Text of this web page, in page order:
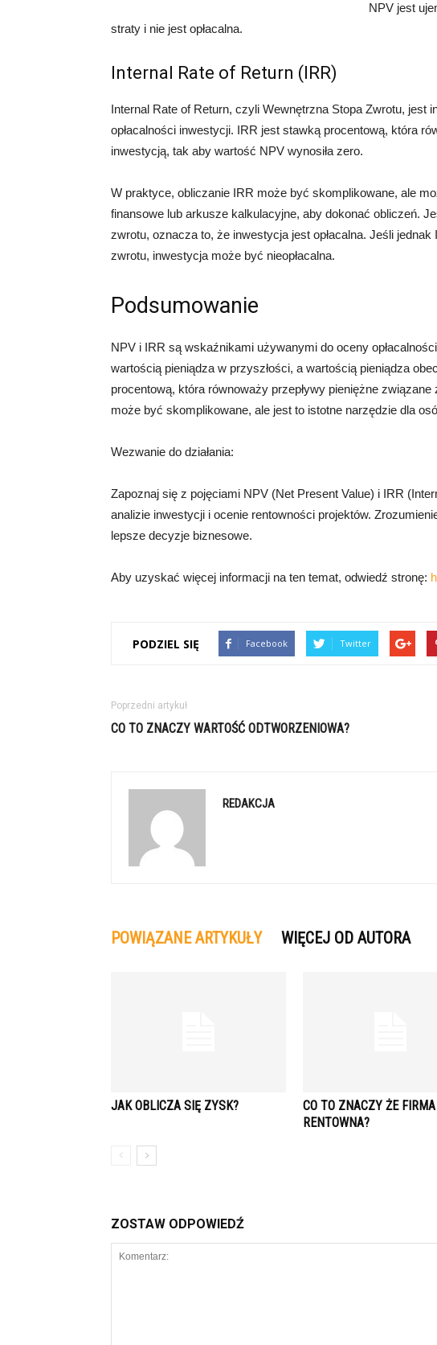
NPV jest
straty i nie jest opłacalna.
Internal Rate of Return (IRR)
Internal Rate of Return, czyli Wewnętrzna Stopa Zwrotu,
opłacalności inwestycji. IRR jest stawką procentową, która
inwestycją, tak aby wartość NPV wynosiła zero.
W praktyce, obliczanie IRR może być skomplikowane, ale
finansowe lub arkusze kalkulacyjne, aby dokonać obliczeń.
zwrotu, oznacza to, że inwestycja jest opłacalna. Jeśli
zwrotu, inwestycja może być nieopłacalna.
Podsumowanie
NPV i IRR są wskaźnikami używanymi do oceny
wartością pieniądza w przyszłości, a wartością pieniądza
procentową, która równoważy przepływy pieniężne
może być skomplikowane, ale jest to istotne narzędzie dla
Wezwanie do działania:
Zapoznaj się z pojęciami NPV (Net Present Value) i IRR
analizie inwestycji i ocenie rentowności projektów.
lepsze decyzje biznesowe.
Aby uzyskać więcej informacji na ten temat, odwiedź stronę:
PODZIEL SIĘ Facebook Twitter
Poprzedni artykuł
CO TO ZNACZY WARTOŚĆ ODTWORZENIOWA?
REDAKCJA
POWIĄZANE ARTYKUŁY WIĘCEJ OD AUTORA
JAK OBLICZA SIĘ ZYSK?
CO TO ZNACZY ŻE
RENTOWNA?
ZOSTAW ODPOWIEDŹ